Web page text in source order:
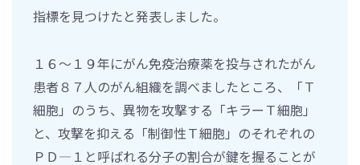
指標を見つけたと発表しました。
１６～１９年にがん免疫治療薬を投与されたがん
患者８７人のがん組織を調べましたところ、「Ｔ
細胞」のうち、異物を攻撃する「キラーＴ細胞」
と、攻撃を抑える「制御性Ｔ細胞」のそれぞれの
ＰＤ―１と呼ばれる分子の割合が鍵を握ることが